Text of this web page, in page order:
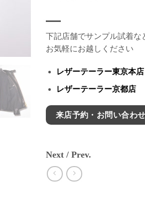
下記店舗でサンプル試着な
お気軽にお越しください
レザーテーラー東京本店
レザーテーラー京都店
来店予約・お問い合わせ
Next / Prev.